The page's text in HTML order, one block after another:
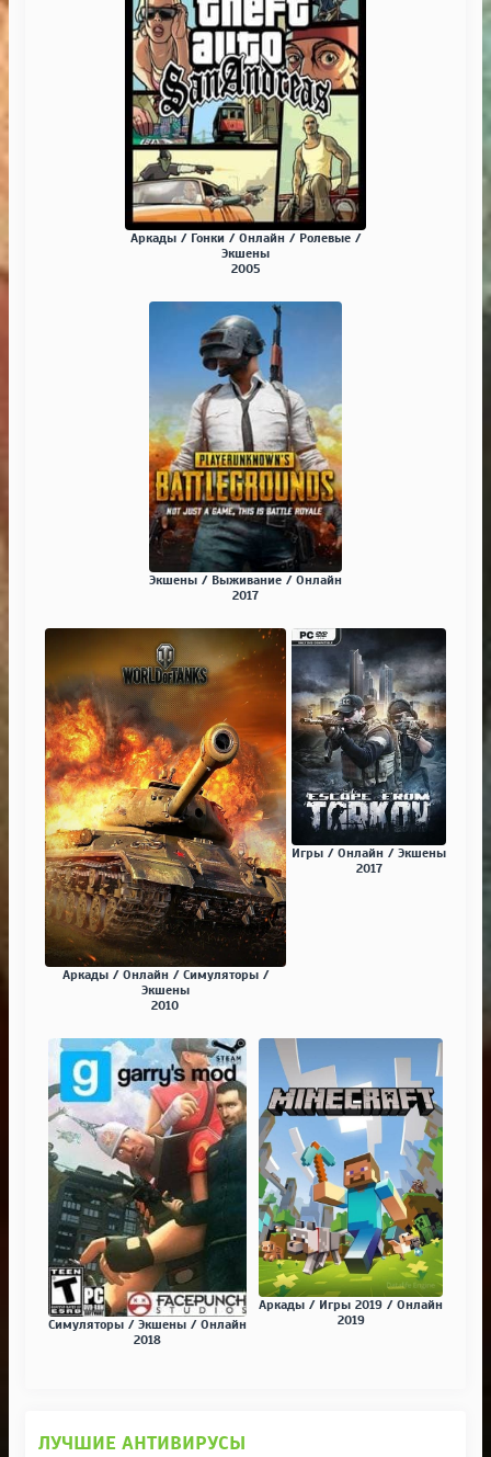
Аркады / Гонки / Онлайн / Ролевые /
Экшены
2005
Экшены / Выживание / Онлайн
2017
Аркады / Онлайн / Симуляторы /
Экшены
2010
Игры / Онлайн / Экшены
2017
Симуляторы / Экшены / Онлайн
2018
Аркады / Игры 2019 / Онлайн
2019
ЛУЧШИЕ АНТИВИРУСЫ